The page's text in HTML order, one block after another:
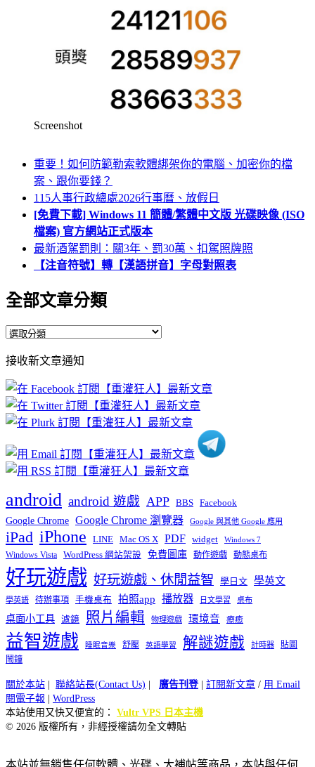
Screenshot
重要！如何防範勒索軟體綁架你的電腦、加密你的檔
案、跟你要錢？
115人事行政總處2026行事曆、放假日
[免費下載] Windows 11 簡體/繁體中文版 光碟映像 (ISO
檔案) 官方網站正式版本
最新酒駕罰則：關3年、罰30萬、扣駕照牌照
【注音符號】轉【漢語拼音】字母對照表
全部文章分類
全
文
章
分
類
接收新文章通知
android android 遊戲 APP BBS Facebook
Google Chrome Google Chrome 瀏覽器 Google 與其他 Google 應用
iPad iPhone LINE Mac OS X PDF widget Windows 7
Windows Vista WordPress 網站架設 免費圖庫 動作遊戲 動態桌布
好玩遊戲 好玩遊戲、休閒益智 學日文 學英文
學英語 待辦事項 手機桌布 拍照app 播放器 日文學習 桌布
桌面小工具 濾鏡 照片編輯 物理遊戲 環境音 療癒
益智遊戲 睡眠音樂 舒壓 英語學習 解謎遊戲 計時器
貼圖
鬧鐘
關於本站 | 聯絡站長(Contact Us) | 廣告刊登| 訂閱新文章 / 用 Email
閱電子報 | WordPress
本站使用又快又便宜的： Vultr VPS 日本主機
© 2026 版權所有，非經授權請勿全文轉貼
本站並無銷售任何軟體、光碟、大補帖等商品，本站與任何